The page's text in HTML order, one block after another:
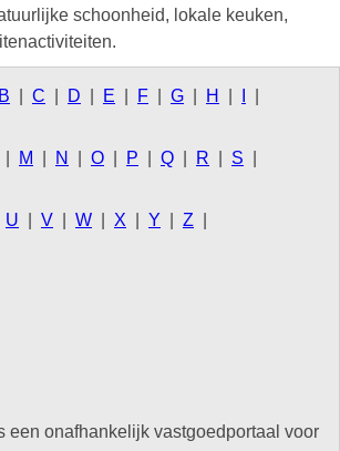
schoonheid, lokale keuken,
B C D E F G H
M N O P Q R S
U V W X Y Z
een onafhankelijk vastgoedportaal voor